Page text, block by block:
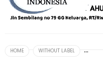
HOME WITHOUT LABEL